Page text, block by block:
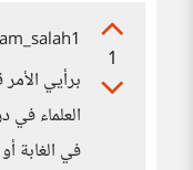
1
برأيي
العلماء
في الغابة